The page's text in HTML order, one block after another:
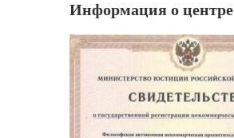
Информация о центре